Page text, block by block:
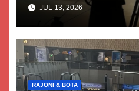
JUL 13, 2026
RAJONI & BOTA